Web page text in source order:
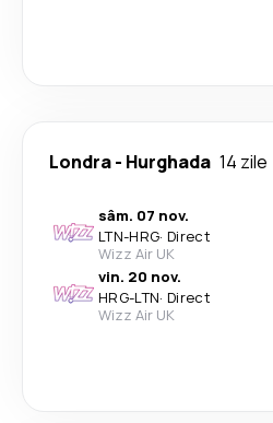
Londra- Hurghada 14 zile
sâm. 07 nov.
LTN-HRG· Direct
Wizz Air UK
vin. 20 nov.
HRG-LTN· Direct
Wizz Air UK